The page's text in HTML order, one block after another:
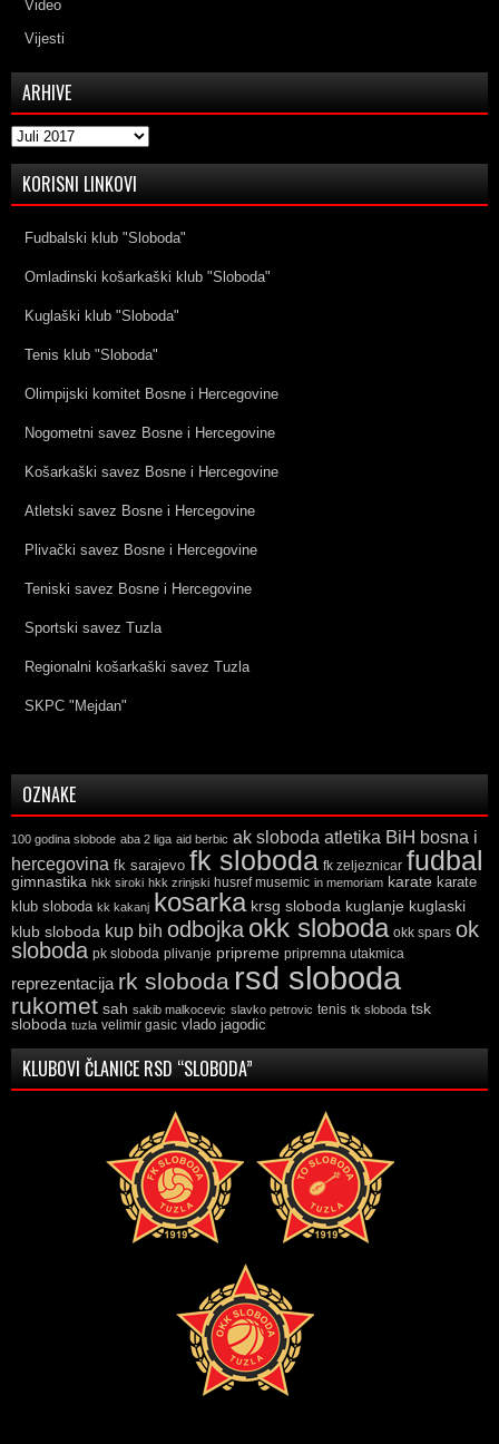
Video
Vijesti
ARHIVE
Arhive
KORISNI LINKOVI
Fudbalski klub "Sloboda"
Omladinski košarkaški klub "Sloboda"
Kuglaški klub "Sloboda"
Tenis klub "Sloboda"
Olimpijski komitet Bosne i Hercegovine
Nogometni savez Bosne i Hercegovine
Košarkaški savez Bosne i Hercegovine
Atletski savez Bosne i Hercegovine
Plivački savez Bosne i Hercegovine
Teniski savez Bosne i Hercegovine
Sportski savez Tuzla
Regionalni košarkaški savez Tuzla
SKPC "Mejdan"
OZNAKE
100 godina slobode aba 2 liga aid berbic ak sloboda atletika BiH bosna i
hercegovina fk sarajevo fk sloboda fk zeljeznicar fudbal
gimnastika hkk siroki hkk zrinjski husref musemic in memoriam karate karate
klub sloboda kk kakanj kosarka krsg sloboda kuglanje kuglaski
klub sloboda kup bih odbojka okk sloboda okk spars ok
sloboda pk sloboda plivanje pripreme pripremna utakmica
reprezentacija rk sloboda rsd sloboda
rukomet sah sakib malkocevic slavko petrovic tenis tk sloboda tsk
sloboda tuzla velimir gasic vlado jagodic
KLUBOVI ČLANICE RSD “SLOBODA”